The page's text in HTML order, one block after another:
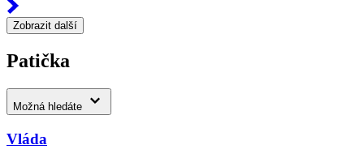
Zobrazit další
Patička
Možná hledáte
Vláda